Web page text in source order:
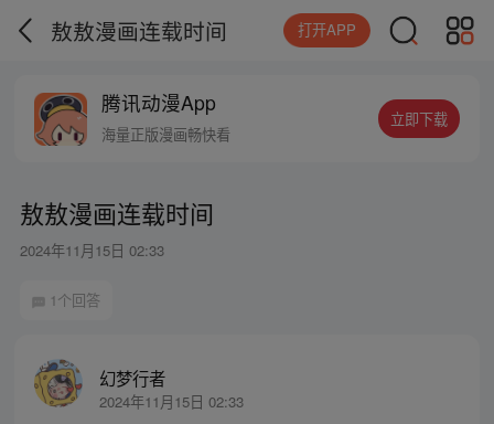
敖敖漫画连载时间 打开APP
腾讯动漫App
海量正版漫画畅快看
立即下载
敖敖漫画连载时间
2024年11月15日 02:33
1个回答
幻梦行者
2024年11月15日 02:33